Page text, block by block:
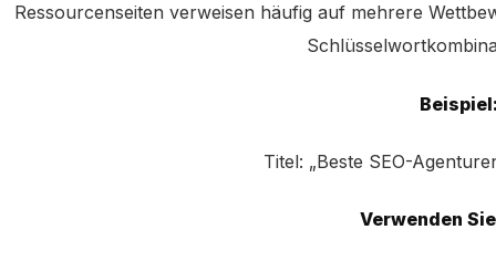
Ressourcenseiten verweisen häufig auf mehrere
Titel: „Beste SEO-
Verwenden